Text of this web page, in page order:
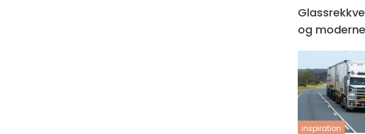
og
inspiration